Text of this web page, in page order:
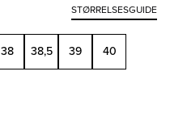
STØRRELSESGUIDE
38 38,5 39 40